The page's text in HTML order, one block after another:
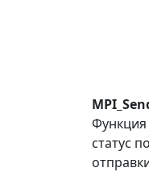
Функция
статус